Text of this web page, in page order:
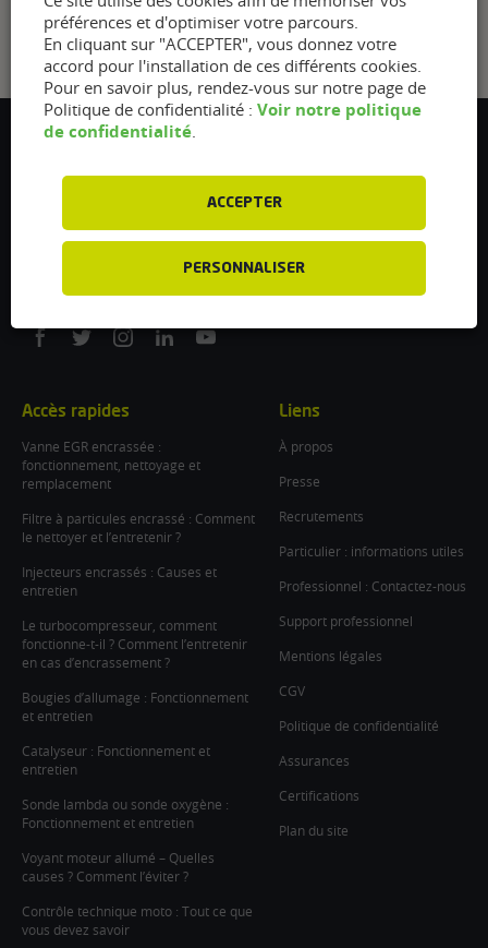
Flexfuel Energy Development
5 avenue des Renardières
On
On
On
On
On
Accès rapides
Vanne EGR encrassée :
fonctionnement, nettoyage et
remplacement
Filtre à particules encrassé : Comment
le nettoyer et l’entretenir ?
Injecteurs encrassés : Causes et
entretien
Le turbocompresseur, comment
fonctionne-t-il ? Comment l’entretenir
en cas d’encrassement ?
Bougies d’allumage : Fonctionnement
et entretien
Catalyseur : Fonctionnement et
entretien
Sonde lambda ou sonde oxygène :
Fonctionnement et entretien
Voyant moteur allumé – Quelles
causes ? Comment l’éviter ?
Contrôle technique moto : Tout ce que
vous devez savoir
Liens
À propos
Presse
Recrutements
Particulier : informations utiles
Professionnel : Contactez-nous
Support professionnel
Mentions légales
CGV
Politique de confidentialité
Assurances
Certifications
Plan du site
préférences et d'optimiser votre parcours.
En cliquant sur "ACCEPTER", vous donnez votre
accord pour l'installation de ces différents cookies.
Pour en savoir plus, rendez-vous sur notre page de
Politique de confidentialité : Voir notre politique
de confidentialité
ACCEPTER
PERSONNALISER